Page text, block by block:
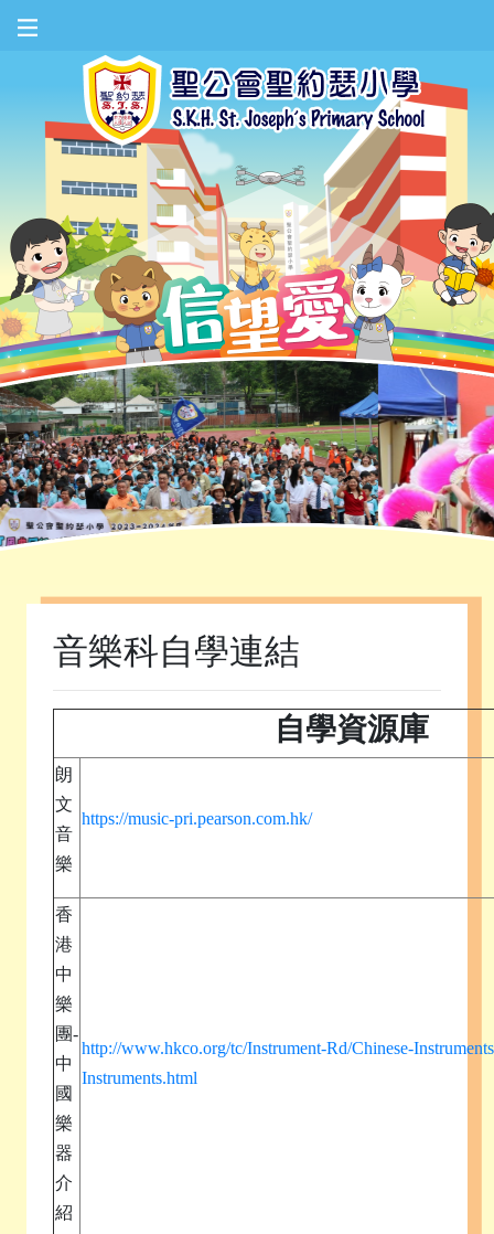
音樂科自學連結
自學資源庫
朗
文
音
樂
https://music-pri.pearson.com.hk/
香
港
中
樂
團-
中
國
樂
器
介
紹
http://www.hkco.org/tc/Instrument-Rd/Chinese-
Instruments.html